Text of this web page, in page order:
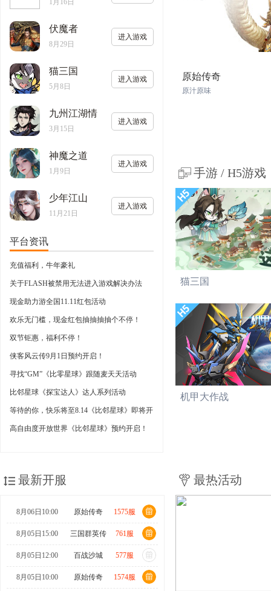
1月16日
伏魔者
8月29日
进入游戏
猫三国
5月8日
进入游戏
九州江湖情
3月15日
进入游戏
神魔之道
1月9日
进入游戏
少年江山
11月21日
进入游戏
平台资讯
充值福利，牛年豪礼
关于FLASH被禁用无法进入游戏解决办法
现金助力游全国11.11红包活动
欢乐无门槛，现金红包抽抽抽抽个不停！
双节钜惠，福利不停！
侠客风云传9月1日预约开启！
寻找“GM”《比零星球》跟随麦天天活动
比邻星球《探宝达人》达人系列活动
等待的你，快乐将至8.14《比邻星球》即将开
启
高自由度开放世界《比邻星球》预约开启！
原始传奇
原汁原味
手游 / H5游戏
猫三国
机甲大作战
最新开服
8月06日10:00 原始传奇 1575服
8月05日15:00 三国群英传 761服
8月05日12:00 百战沙城 577服
8月05日10:00 原始传奇 1574服
最热活动